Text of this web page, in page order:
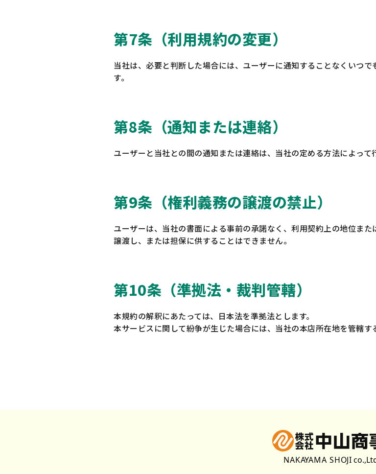
第7条（利用規約の変更）
当社は、必要と判断した場合には、ユーザーに通知することなくいつ
す。
第8条（通知または連絡）
ユーザーと当社との間の通知または連絡は、当社の定める方法によって
第9条（権利義務の譲渡の禁止）
ユーザーは、当社の書面による事前の承諾なく、利用契約上の地位ま
譲渡し、または担保に供することはできません。
第10条（準拠法・裁判管轄）
本規約の解釈にあたっては、日本法を準拠法とします。
本サービスに関して紛争が生じた場合には、当社の本店所在地を管轄す